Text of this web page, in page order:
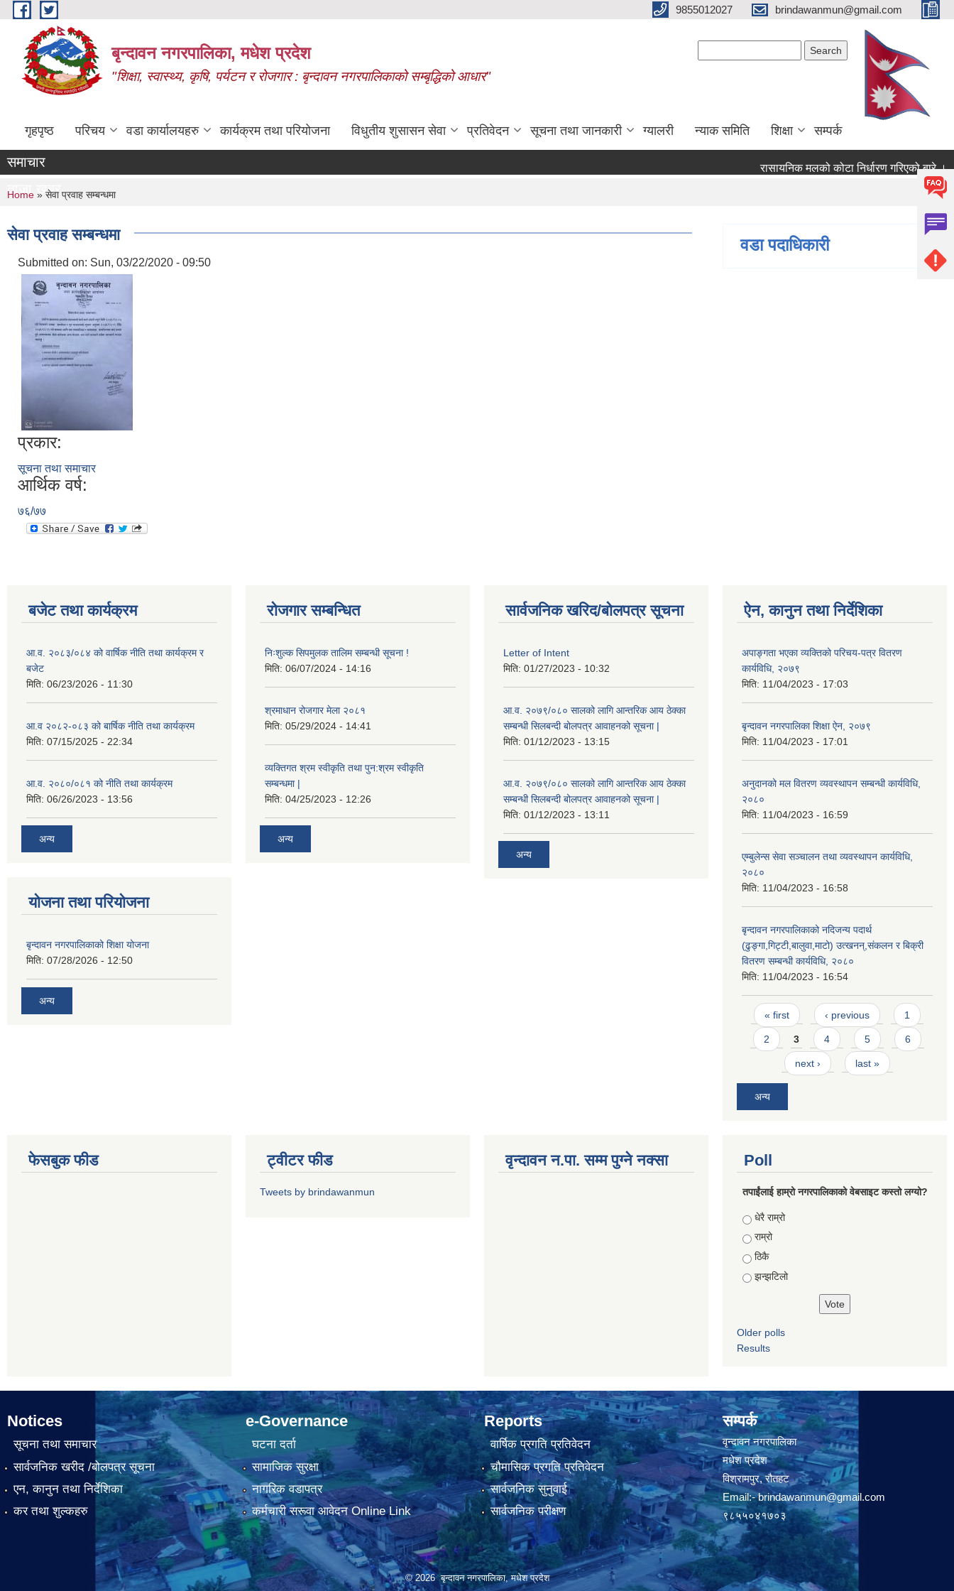
Skip to main content 9855012027 brindawanmun@gmail.com
बृन्दावन नगरपालिका, मधेश प्रदेश
"शिक्षा, स्वास्थ्य, कृषि, पर्यटन र रोजगार : बृन्दावन नगरपालिकाको सम्बृद्धिको आधार"
गृहपृष्ठ परिचय वडा कार्यालयहरु कार्यक्रम तथा परियोजना विधुतीय शुसासन सेवा प्रतिवेदन सूचना तथा जानकारी ग्यालरी न्याक समिति शिक्षा सम्पर्क
समाचार रासायनिक मलको कोटा निर्धारण गरिएको बारे ।
ताजा खबर
You are here
Home » सेवा प्रवाह सम्बन्धमा
सेवा प्रवाह सम्बन्धमा
Submitted on: Sun, 03/22/2020 - 09:50
प्रकार:
सूचना तथा समाचार
आर्थिक वर्ष:
७६/७७
वडा पदाधिकारी
बजेट तथा कार्यक्रम
आ.व. २०८३/०८४ को वार्षिक नीति तथा कार्यक्रम र
बजेट
मिति: 06/23/2026 - 11:30
आ.व २०८२-०८३ को बार्षिक नीति तथा कार्यक्रम
मिति: 07/15/2025 - 22:34
आ.व. २०८०/०८१ को नीति तथा कार्यक्रम
मिति: 06/26/2023 - 13:56
अन्य
योजना तथा परियोजना
बृन्दावन नगरपालिकाको शिक्षा योजना
मिति: 07/28/2026 - 12:50
अन्य
रोजगार सम्बन्धित
निःशुल्क सिपमुलक तालिम सम्बन्धी सूचना !
मिति: 06/07/2024 - 14:16
श्रमाधान रोजगार मेला २०८१
मिति: 05/29/2024 - 14:41
व्यक्तिगत श्रम स्वीकृति तथा पुन:श्रम स्वीकृति
सम्बन्धमा |
मिति: 04/25/2023 - 12:26
अन्य
सार्वजनिक खरिद/बोलपत्र सूचना
Letter of Intent
मिति: 01/27/2023 - 10:32
आ.व. २०७९/०८० सालको लागि आन्तरिक आय ठेक्का
सम्बन्धी सिलबन्दी बोलपत्र आवाहनको सूचना |
मिति: 01/12/2023 - 13:15
आ.व. २०७९/०८० सालको लागि आन्तरिक आय ठेक्का
सम्बन्धी सिलबन्दी बोलपत्र आवाहनको सूचना |
मिति: 01/12/2023 - 13:11
अन्य
ऐन, कानुन तथा निर्देशिका
अपाङ्गता भएका व्यक्तिको परिचय-पत्र वितरण
कार्यविधि, २०७९
मिति: 11/04/2023 - 17:03
बृन्दावन नगरपालिका शिक्षा ऐन, २०७९
मिति: 11/04/2023 - 17:01
अनुदानको मल वितरण व्यवस्थापन सम्बन्धी कार्यविधि,
२०८०
मिति: 11/04/2023 - 16:59
एम्बुलेन्स सेवा सञ्चालन तथा व्यवस्थापन कार्यविधि,
२०८०
मिति: 11/04/2023 - 16:58
बृन्दावन नगरपालिकाको नदिजन्य पदार्थ
(ढुङ्गा,गिट्टी,बालुवा,माटो) उत्खनन्,संकलन र बिक्री
वितरण सम्बन्धी कार्यविधि, २०८०
मिति: 11/04/2023 - 16:54
Pages
« first ‹ previous 1
2 3 4 5 6
next › last »
अन्य
फेसबुक फीड ट्वीटर फीड
Tweets by brindawanmun
वृन्दावन न.पा. सम्म पुग्ने नक्सा Poll
तपाईंलाई हाम्रो नगरपालिकाको वेबसाइट कस्तो लग्यो?
Choices
धेरै राम्रो
राम्रो
ठिकै
झन्झटिलो
Older polls
Results
Notices
सूचना तथा समाचार
सार्वजनिक खरीद /बोलपत्र सूचना
एन, कानुन तथा निर्देशिका
कर तथा शुल्कहरु
e-Governance
घटना दर्ता
सामाजिक सुरक्षा
नागरिक वडापत्र
कर्मचारी सरूवा आवेदन Online Link
Reports
वार्षिक प्रगति प्रतिवेदन
चौमासिक प्रगति प्रतिवेदन
सार्वजनिक सुनुवाई
सार्वजनिक परीक्षण
सम्पर्क
वृन्दावन नगरपालिका
मधेश प्रदेश
विश्रामपुर, रौतहट
Email:-brindawanmun@gmail.com
९८५५०४१७०३
© 2026 बृन्दावन नगरपालिका, मधेश प्रदेश